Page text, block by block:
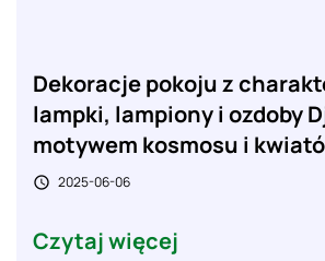
Dekoracje pokoju z
lampki, lampiony i ozdoby
motywem kosmosu i
 2025-06-06
Czytaj więcej